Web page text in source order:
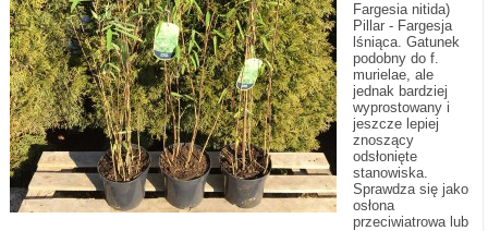
Fargesia nitida)
Pillar - Fargesja
lśniąca. Gatunek
podobny do f.
murielae, ale
jednak bardziej
wyprostowany i
jeszcze lepiej
znoszący
odsłonięte
stanowiska.
Sprawdza się jako
osłona
przeciwiatrowa lub